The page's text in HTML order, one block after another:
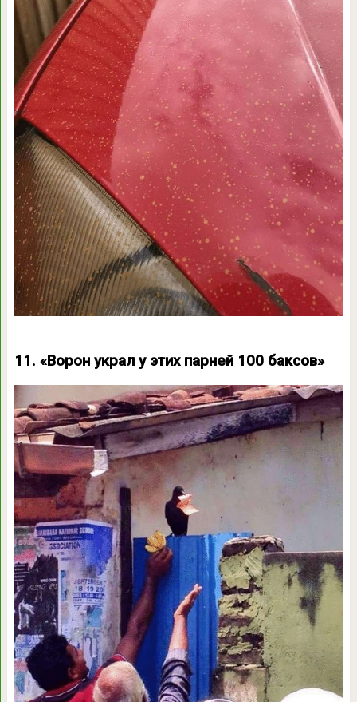
11. «Ворон украл у этих парней 100 баксов»